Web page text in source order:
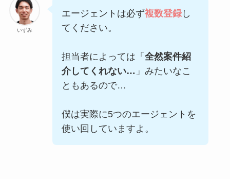
いずみ
エージェントは必ず複数登録し
てください。
担当者によっては「 全然案件紹
介してくれない… 」みたいなこ
ともあるので…
僕は実際に5つのエージェントを
使い回していますよ。